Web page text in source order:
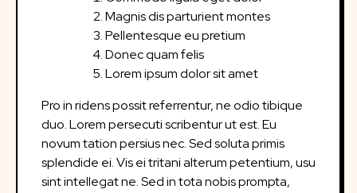
Magnis dis parturient montes
Pellentesque eu pretium
Donec quam felis
Lorem ipsum dolor sit amet
Pro in ridens possit referrentur, ne odio tibique
duo. Lorem persecuti scribentur ut est. Eu
novum tation persius nec. Sed soluta primis
splendide ei. Vis ei tritani alterum petentium, usu
sint intellegat ne. Sed in tota nobis prompta,